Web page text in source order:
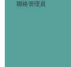
聯絡管理員